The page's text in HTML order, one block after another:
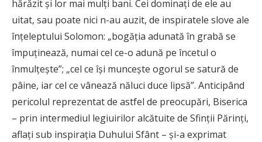
hărăzit și lor mai mulți bani. Cei dominați de ele au
uitat, sau poate nici n-au auzit, de inspiratele slove ale
înțeleptului Solomon: „bogăția adunată în grabă se
împuținează, numai cel ce-o adună pe încetul o
înmulțește”; „cel ce își muncește ogorul se satură de
pâine, iar cel ce vânează năluci duce lipsă”. Anticipând
pericolul reprezentat de astfel de preocupări, Biserica
– prin intermediul legiuirilor alcătuite de Sfinții Părinți,
aflaţi sub inspirația Duhului Sfânt – și-a exprimat